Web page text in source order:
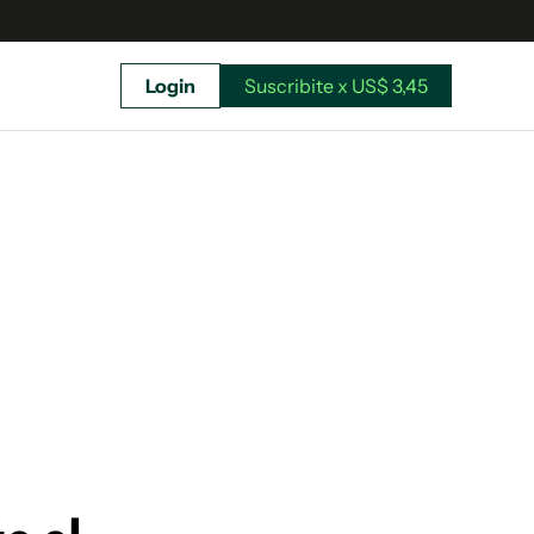
Login Suscribite x US$ 3,45